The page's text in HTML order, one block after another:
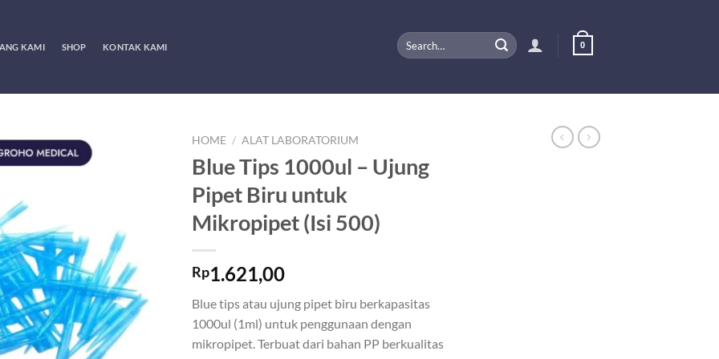
KAMI SHOP KONTAK KAMI
Search
for:
0
HOME / ALAT LABORATORIUM
Blue Tips 1000ul – Ujung
Pipet Biru untuk
Mikropipet (Isi 500)
Rp1.621,00
Blue tips atau ujung pipet biru berkapasitas
1000ul (1ml) untuk penggunaan dengan
mikropipet. Terbuat dari bahan PP berkualitas